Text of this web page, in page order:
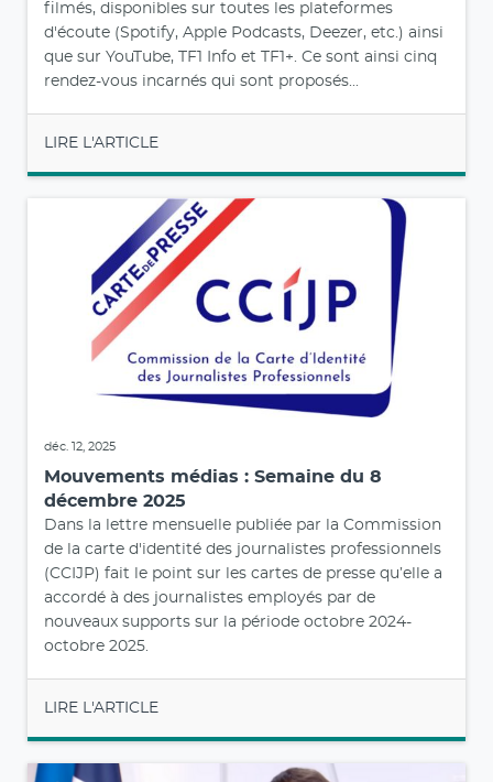
filmés, disponibles sur toutes les plateformes
d'écoute (Spotify, Apple Podcasts, Deezer, etc.) ainsi
que sur YouTube, TF1 Info et TF1+. Ce sont ainsi cinq
rendez-vous incarnés qui sont proposés...
LIRE L'ARTICLE
déc. 12, 2025
Mouvements médias : Semaine du 8
décembre 2025
Dans la lettre mensuelle publiée par la Commission
de la carte d'identité des journalistes professionnels
(CCIJP) fait le point sur les cartes de presse qu’elle a
accordé à des journalistes employés par de
nouveaux supports sur la période octobre 2024-
octobre 2025.
LIRE L'ARTICLE